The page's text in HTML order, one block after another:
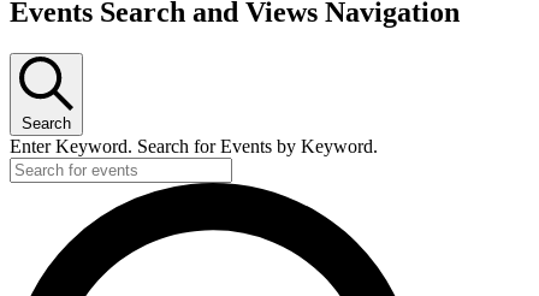
Events Search and Views Navigation
Search
Enter Keyword. Search for Events by Keyword.